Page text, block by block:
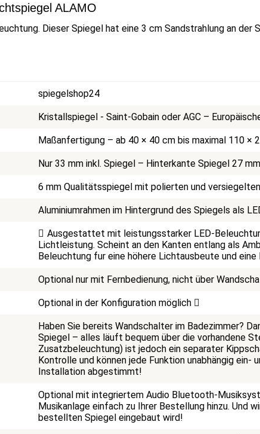
ALAMO
Dieser Spiegel hat eine 3 cm Sandstrahlung an
spiegelshop24
Kristallspiegel - Saint-Gobain oder AGC –
Maßanfertigung – ab 40 × 40 cm bis maximal 110 ×
Nur 33 mm inkl. Spiegel – Hinterkante Spiegel 27
6 mm Qualitätsspiegel mit polierten und
Aluminiumrahmen im Hintergrund des Spiegels als
Ausgestattet mit leistungsstarker LED-
Lichtleistung. Scheint an den Kanten entlang als
Beleuchtung fur eine höhere Lichtausbeute und eine
Optional nur mit Fernbedienung, nicht über
Optional in der Konfiguration möglich
Haben Sie bereits Wandschalter im Badezimmer?
Spiegel – alles läuft bequem über die vorhandene
Zusatzbeleuchtung) ist jedoch ein separater
Kontrolle und können jede Funktion unabhängig
Installation abgestimmt!
Optional mit integriertem Audio Bluetooth-
Musikanlage einfach zu Ihrer Bestellung hinzu. Und
bestellten Spiegel eingebaut wird!